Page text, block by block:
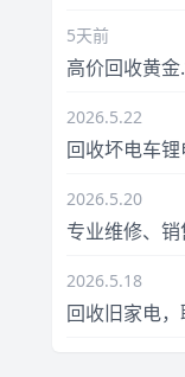
5天前
高价回收黄
2026.5.22
回收坏电车
2026.5.20
专业维修、
2026.5.18
回收旧家电